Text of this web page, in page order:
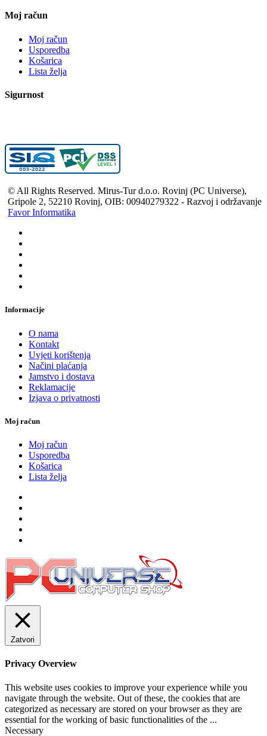
Moj račun
Moj račun
Usporedba
Košarica
Lista želja
Sigurnost
© All Rights Reserved. Mirus-Tur d.o.o. Rovinj (PC Universe),
Gripole 2, 52210 Rovinj, OIB: 00940279322 - Razvoj i održavanje
Favor Informatika
Informacije
O nama
Kontakt
Uvjeti korištenja
Načini plaćanja
Jamstvo i dostava
Reklamacije
Izjava o privatnosti
Moj račun
Moj račun
Usporedba
Košarica
Lista želja
Zatvori
Privacy Overview
This website uses cookies to improve your experience while you
navigate through the website. Out of these, the cookies that are
categorized as necessary are stored on your browser as they are
essential for the working of basic functionalities of the ...
Necessary